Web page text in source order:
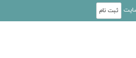
ثبت نام